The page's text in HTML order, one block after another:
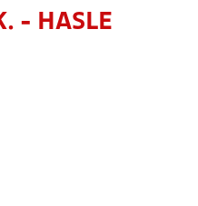
- HASLE